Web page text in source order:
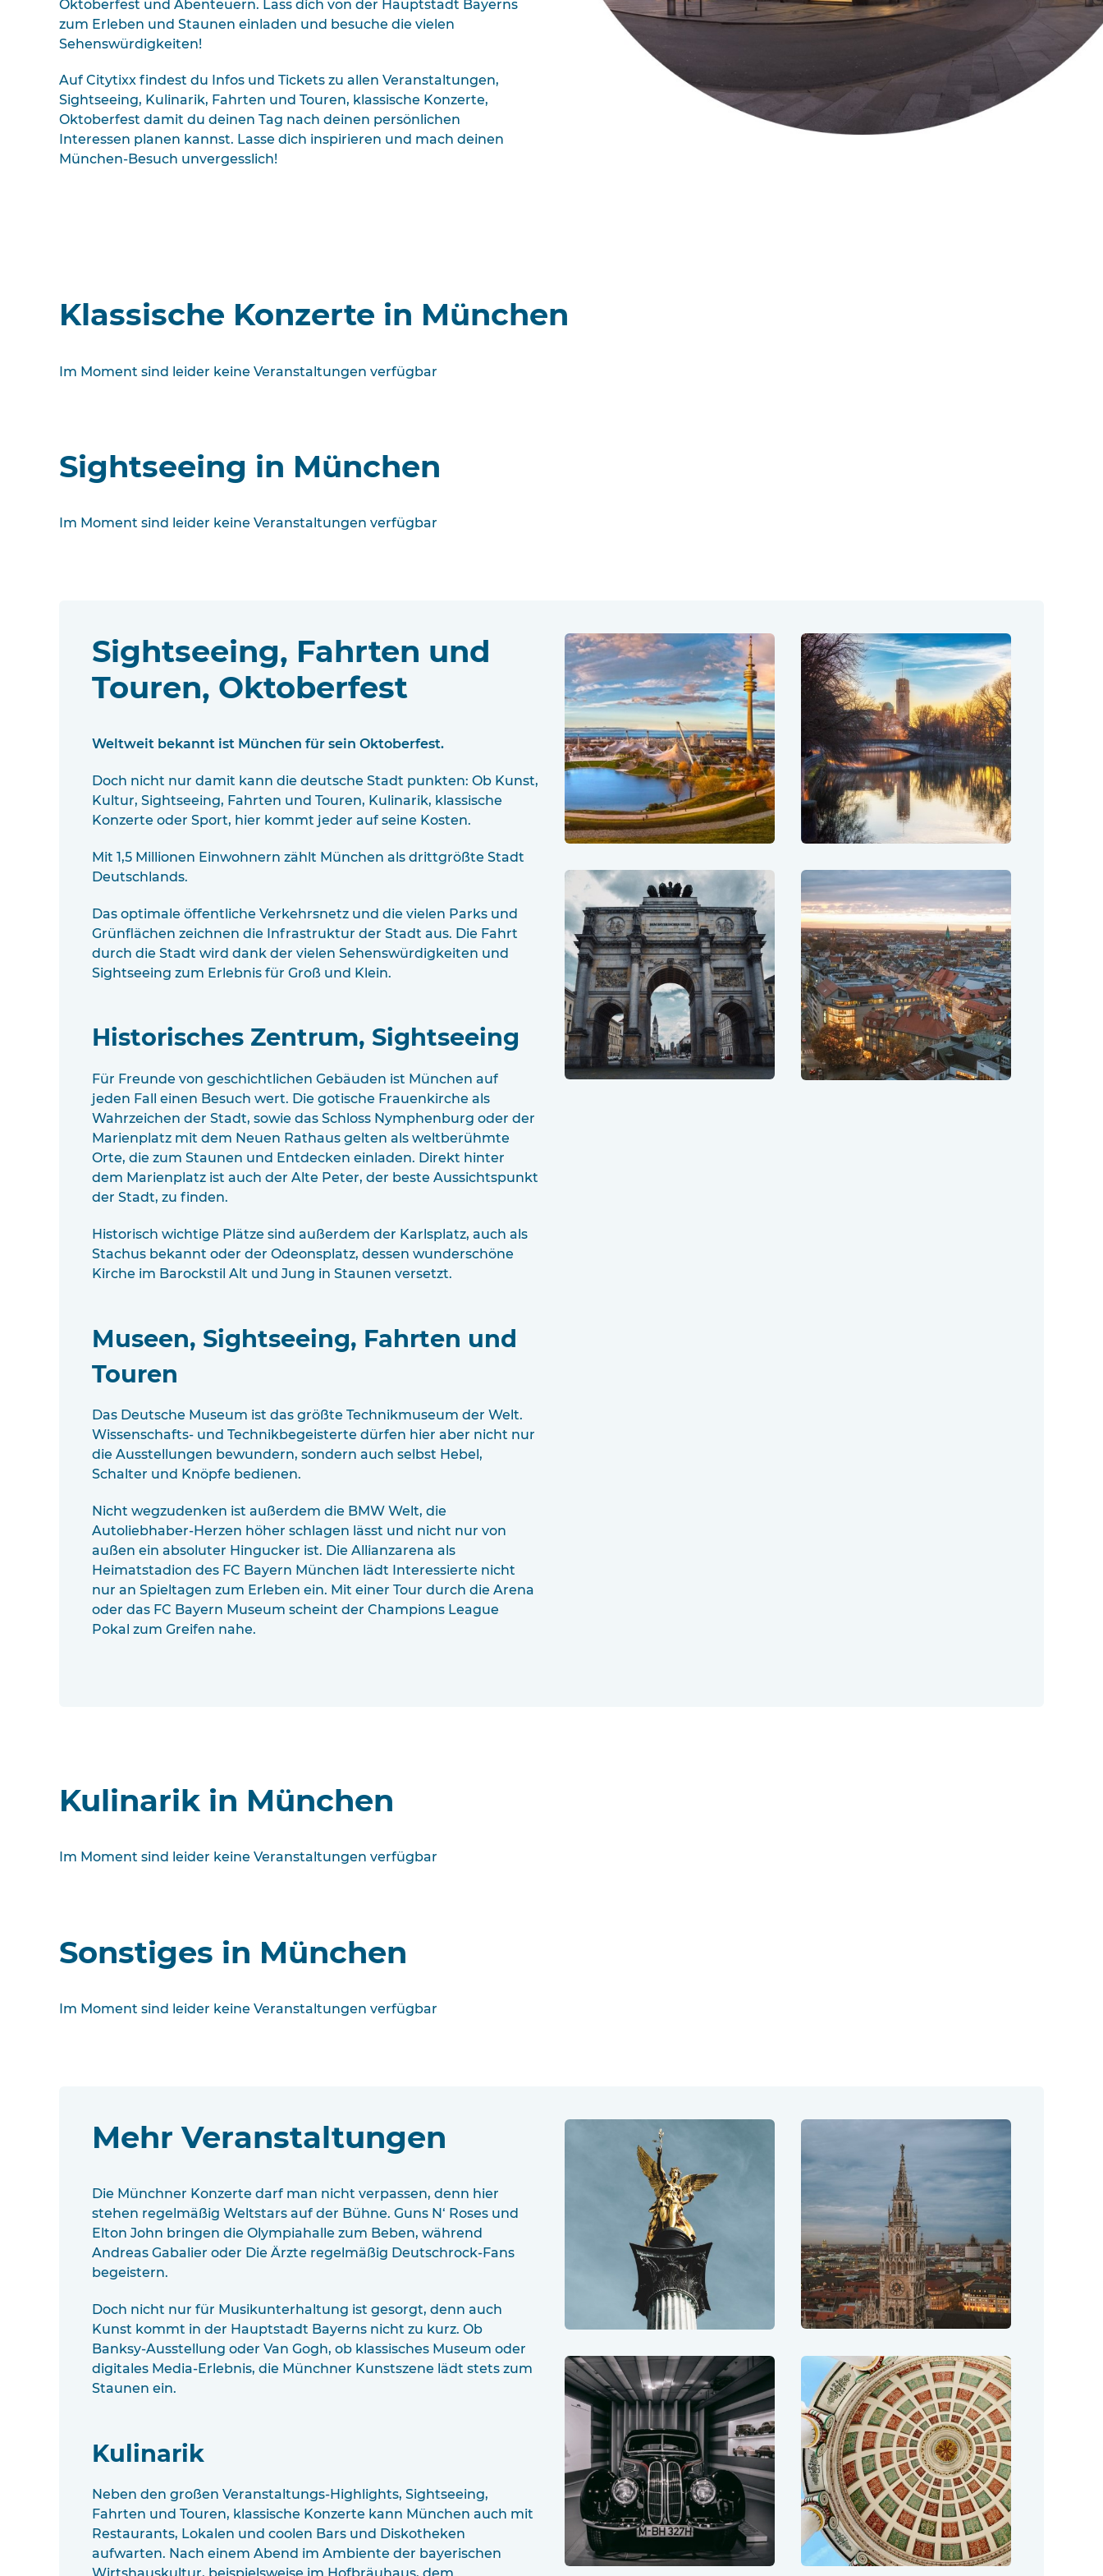
Oktoberfest und Abenteuern. Lass dich von der Hauptstadt Bayerns
zum Erleben und Staunen einladen und besuche die vielen
Sehenswürdigkeiten!
Auf Citytixx findest du Infos und Tickets zu allen Veranstaltungen,
Sightseeing, Kulinarik, Fahrten und Touren, klassische Konzerte,
Oktoberfest damit du deinen Tag nach deinen persönlichen
Interessen planen kannst. Lasse dich inspirieren und mach deinen
München-Besuch unvergesslich!
Klassische Konzerte in München
Im Moment sind leider keine Veranstaltungen verfügbar
Sightseeing in München
Im Moment sind leider keine Veranstaltungen verfügbar
Sightseeing, Fahrten und
Touren, Oktoberfest
Weltweit bekannt ist München für sein Oktoberfest.
Doch nicht nur damit kann die deutsche Stadt punkten: Ob Kunst,
Kultur, Sightseeing, Fahrten und Touren, Kulinarik, klassische
Konzerte oder Sport, hier kommt jeder auf seine Kosten.
Mit 1,5 Millionen Einwohnern zählt München als drittgrößte Stadt
Deutschlands.
Das optimale öffentliche Verkehrsnetz und die vielen Parks und
Grünflächen zeichnen die Infrastruktur der Stadt aus. Die Fahrt
durch die Stadt wird dank der vielen Sehenswürdigkeiten und
Sightseeing zum Erlebnis für Groß und Klein.
Historisches Zentrum, Sightseeing
Für Freunde von geschichtlichen Gebäuden ist München auf
jeden Fall einen Besuch wert. Die gotische Frauenkirche als
Wahrzeichen der Stadt, sowie das Schloss Nymphenburg oder der
Marienplatz mit dem Neuen Rathaus gelten als weltberühmte
Orte, die zum Staunen und Entdecken einladen. Direkt hinter
dem Marienplatz ist auch der Alte Peter, der beste Aussichtspunkt
der Stadt, zu finden.
Historisch wichtige Plätze sind außerdem der Karlsplatz, auch als
Stachus bekannt oder der Odeonsplatz, dessen wunderschöne
Kirche im Barockstil Alt und Jung in Staunen versetzt.
Museen, Sightseeing, Fahrten und
Touren
Das Deutsche Museum ist das größte Technikmuseum der Welt.
Wissenschafts- und Technikbegeisterte dürfen hier aber nicht nur
die Ausstellungen bewundern, sondern auch selbst Hebel,
Schalter und Knöpfe bedienen.
Nicht wegzudenken ist außerdem die BMW Welt, die
Autoliebhaber-Herzen höher schlagen lässt und nicht nur von
außen ein absoluter Hingucker ist. Die Allianzarena als
Heimatstadion des FC Bayern München lädt Interessierte nicht
nur an Spieltagen zum Erleben ein. Mit einer Tour durch die Arena
oder das FC Bayern Museum scheint der Champions League
Pokal zum Greifen nahe.
Kulinarik in München
Im Moment sind leider keine Veranstaltungen verfügbar
Sonstiges in München
Im Moment sind leider keine Veranstaltungen verfügbar
Mehr Veranstaltungen
Die Münchner Konzerte darf man nicht verpassen, denn hier
stehen regelmäßig Weltstars auf der Bühne. Guns N‘ Roses und
Elton John bringen die Olympiahalle zum Beben, während
Andreas Gabalier oder Die Ärzte regelmäßig Deutschrock-Fans
begeistern.
Doch nicht nur für Musikunterhaltung ist gesorgt, denn auch
Kunst kommt in der Hauptstadt Bayerns nicht zu kurz. Ob
Banksy-Ausstellung oder Van Gogh, ob klassisches Museum oder
digitales Media-Erlebnis, die Münchner Kunstszene lädt stets zum
Staunen ein.
Kulinarik
Neben den großen Veranstaltungs-Highlights, Sightseeing,
Fahrten und Touren, klassische Konzerte kann München auch mit
Restaurants, Lokalen und coolen Bars und Diskotheken
aufwarten. Nach einem Abend im Ambiente der bayerischen